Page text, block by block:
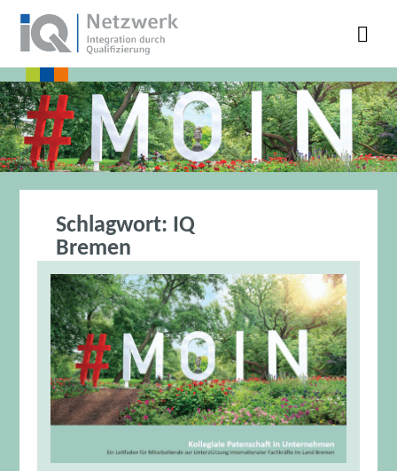
Schlagwort: IQ
Bremen